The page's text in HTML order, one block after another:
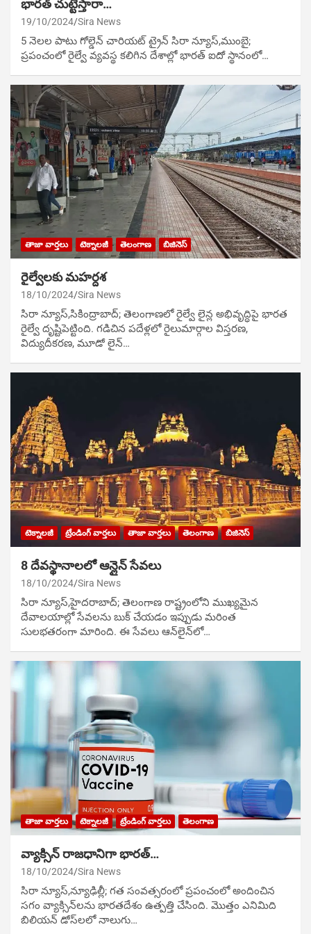
భారత్ చుట్టేస్తారా…
19/10/2024 Sira News
5 నెలల పాటు గోల్డెన్ చారియట్ ట్రైన్ సిరా న్యూస్,ముంబై;
ప్రపంచంలో రైల్వే వ్యవస్థ కలిగిన దేశాల్లో భారత్‌ ఐదో స్థానంలో…
తాజా వార్తలు టెక్నాలజీ తెలంగాణ బిజినెస్
రైల్వేలకు మహర్దశ
18/10/2024 Sira News
సిరా న్యూస్,సికింద్రాబాద్; తెలంగాణలో రైల్వే లైన్ల అభివృద్ధిపై భారత
రైల్వే దృష్టిపెట్టింది. గడిచిన పదేళ్లలో రైలుమార్గాల విస్తరణ,
విద్యుదీకరణ, మూడో లైన్‌…
టెక్నాలజీ ట్రేండింగ్ వార్తలు తాజా వార్తలు తెలంగాణ బిజినెస్
8 దేవస్థానాలలో ఆన్లైన్ సేవలు
18/10/2024 Sira News
సిరా న్యూస్,హైదరాబాద్; తెలంగాణ రాష్ట్రంలోని ముఖ్యమైన
దేవాలయాల్లో సేవలను బుక్ చేయడం ఇప్పుడు మరింత
సులభతరంగా మారింది. ఈ సేవలు ఆన్‌లైన్‌లో…
తాజా వార్తలు టెక్నాలజీ ట్రేండింగ్ వార్తలు తెలంగాణ
వ్యాక్సిన్ రాజధానిగా భారత్…
18/10/2024 Sira News
సిరా న్యూస్,న్యూఢిల్లీ; గత సంవత్సరంలో ప్రపంచంలో అందించిన
సగం వ్యాక్సిన్‌లను భారతదేశం ఉత్పత్తి చేసింది. మొత్తం ఎనిమిది
బిలియన్ డోస్‌లలో నాలుగు…